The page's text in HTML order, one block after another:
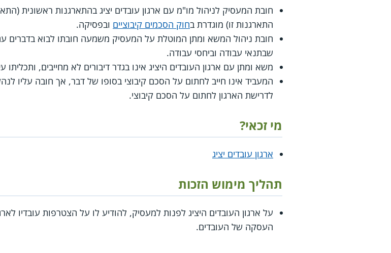
חובת המעסיק לניהול מו"מ עם ארגון עובדים יציג בהתארגנות ראשונית
התארגנות זו) מוגדרת בחוק הסכמים קיבוציים ובפסיקה.
חובת ניהול המשא ומתן המוטלת על המעסיק משמעה חובתו לבוא בדברים עם
שבתנאי עבודה וביחסי עבודה.
משא ומתן עם ארגון העובדים היציג אינו בגדר דיבורים לא מחייבים, ותכליתו
המעביד אינו חייב לחתום על הסכם קיבוצי בסופו של דבר, אך חובה עליו
לדרישת הארגון לחתום על הסכם קיבוצי.
מי זכאי?
ארגון עובדים יציג
תהליך מימוש הזכות
על ארגון העובדים היציג לפנות למעסיק, להודיע לו על הצטרפות עובדיו
העסקה של העובדים.